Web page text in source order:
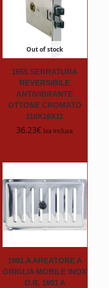
Out of stock
1655 SERRATURA
REVERSIBILE
ANTIVIBRANTE
OTTONE CROMATO
110X16X11
36.23€ Iva inclusa
1991.A AREATORE A
GRIGLIA MOBILE INOX
O.R. 1991 A